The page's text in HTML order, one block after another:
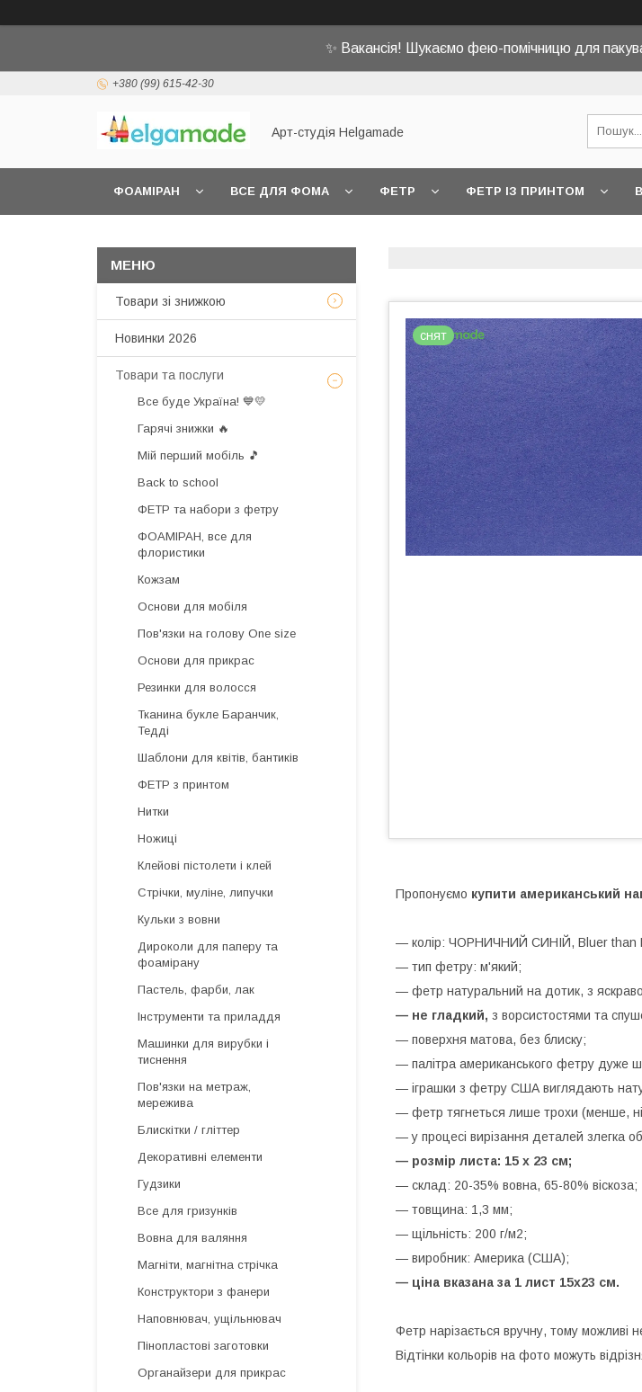
✨ Вакансія! Шукаємо фею-помічницю для
+380 (99) 615-42-30
Арт-студія Helgamade
ФОАМІРАН ВСЕ ДЛЯ ФОМА ФЕТР ФЕТР ІЗ ПРИНТОМ
снят
Пропонуємо купити американський
— колір: ЧОРНИЧНИЙ СИНІЙ, Bluer than
— тип фетру: м'який;
— фетр натуральний на дотик, з
— не гладкий, з ворсистостями та
— поверхня матова, без блиску;
— палітра американського фетру дуже
— іграшки з фетру США виглядають
— фетр тягнеться лише трохи (менше,
— у процесі вирізання деталей злегка
— розмір листа: 15 х 23 см;
— склад: 20-35% вовна, 65-80% віскоза;
— товщина: 1,3 мм;
— щільність: 200 г/м2;
— виробник: Америка (США);
— ціна вказана за 1 лист 15х23 см.
Фетр нарізається вручну, тому можливі
Відтінки кольорів на фото можуть
Товари зі знижкою
Новинки 2026
Товари та послуги
Все буде Україна! 💙💛
Гарячі знижки 🔥
Мій перший мобіль 🎵
Back to school
ФЕТР та набори з фетру
ФОАМІРАН, все для
флористики
Кожзам
Основи для мобіля
Пов'язки на голову One size
Основи для прикрас
Резинки для волосся
Тканина букле Баранчик,
Тедді
Шаблони для квітів, бантиків
ФЕТР з принтом
Нитки
Ножиці
Клейові пістолети і клей
Стрічки, муліне, липучки
Кульки з вовни
Дироколи для паперу та
фоамірану
Пастель, фарби, лак
Інструменти та приладдя
Машинки для вирубки і
тиснення
Пов'язки на метраж,
мережива
Блискітки / гліттер
Декоративні елементи
Гудзики
Все для гризунків
Вовна для валяння
Магніти, магнітна стрічка
Конструктори з фанери
Наповнювач, ущільнювач
Пінопластові заготовки
Органайзери для прикрас